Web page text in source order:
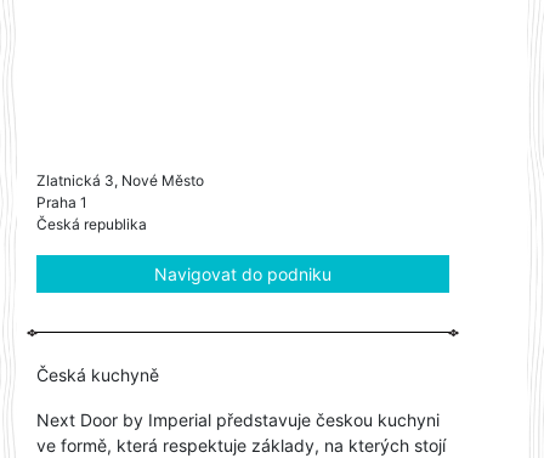
Zlatnická 3, Nové Město
Praha 1
Česká republika
Navigovat do podniku
Česká kuchyně
Next Door by Imperial představuje českou kuchyni
ve formě, která respektuje základy, na kterých stojí